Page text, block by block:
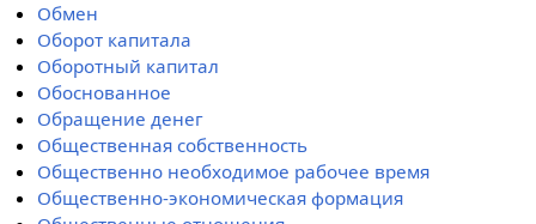
Обмен
Оборот капитала
Оборотный капитал
Обоснованное
Обращение денег
Общественная собственность
Общественно необходимое рабочее время
Общественно-экономическая формация